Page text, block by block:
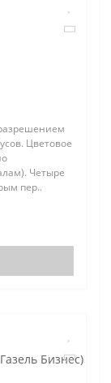
Цветовое
Четыре
пер..